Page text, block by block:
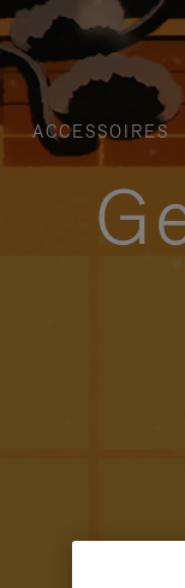
ACCESSOIRES